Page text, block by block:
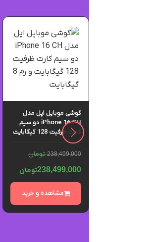
گوشی موبایل اپل مدل
iPhone 16 CH دو سیم
کارت ظرفیت 128 گیگابایت
و رم 8 گیگابایت
238,499,000 تومان
238,499,000تومان
مشاهده و خرید